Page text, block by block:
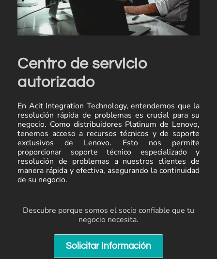
Centro de servicio
autorizado
En Acit Integration Technology, entendemos que la
resolución rápida de problemas es crucial para su
negocio. Como distribuidores Platinum de Lenovo,
tenemos acceso a recursos técnicos y de soporte
exclusivos de Lenovo. Esto nos permite
proporcionar soporte técnico especializado y
resolución de problemas a nuestros clientes de
manera rápida y efectiva, asegurando la continuidad
de su negocio.
Descubre porque somos el socio confiable que tu
negocio necesita.
Solicitar Información